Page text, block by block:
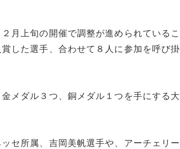
月上旬の開催で調整が進められているこ
した選手、合わせて８人に参加を呼び掛
メダル３つ、銅メダル１つを手にする大
セ所属、吉岡美帆選手や、アーチェリー